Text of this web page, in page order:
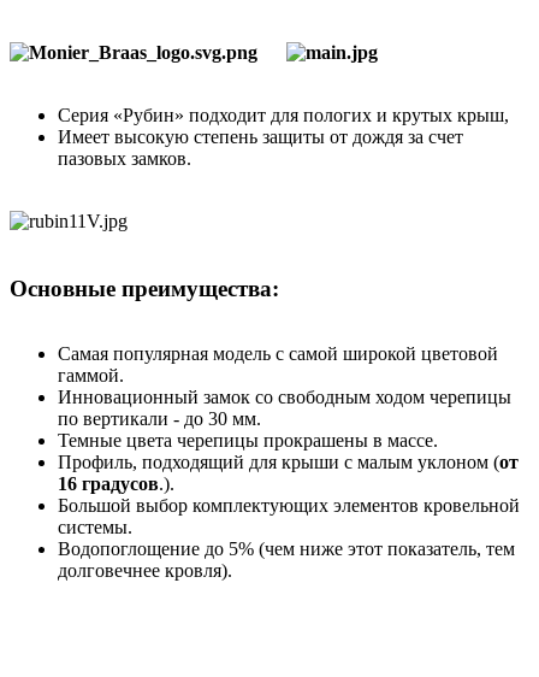
Серия «Рубин» подходит для пологих и крутых крыш,
Имеет высокую степень защиты от дождя за счет
пазовых замков.
Основные преимущества:
Самая популярная модель с самой широкой цветовой
гаммой.
Инновационный замок со свободным ходом черепицы
по вертикали - до 30 мм.
Темные цвета черепицы прокрашены в массе.
Профиль, подходящий для крыши с малым уклоном (от
16 градусов.).
Большой выбор комплектующих элементов кровельной
системы.
Водопоглощение до 5% (чем ниже этот показатель, тем
долговечнее кровля).